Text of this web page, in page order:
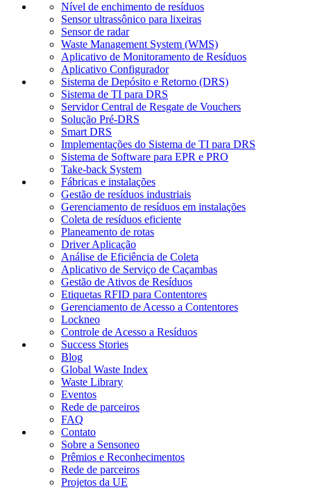
Nível de enchimento de resíduos
Sensor ultrassônico para lixeiras
Sensor de radar
Waste Management System (WMS)
Aplicativo de Monitoramento de Resíduos
Aplicativo Configurador
Sistema de Depósito e Retorno (DRS)
Sistema de TI para DRS
Servidor Central de Resgate de Vouchers
Solução Pré-DRS
Smart DRS
Implementações do Sistema de TI para DRS
Sistema de Software para EPR e PRO
Take-back System
Fábricas e instalações
Gestão de resíduos industriais
Gerenciamento de resíduos em instalações
Coleta de resíduos eficiente
Planeamento de rotas
Driver Aplicação
Análise de Eficiência de Coleta
Aplicativo de Serviço de Caçambas
Gestão de Ativos de Resíduos
Etiquetas RFID para Contentores
Gerenciamento de Acesso a Contentores
Lockneo
Controle de Acesso a Resíduos
Success Stories
Blog
Global Waste Index
Waste Library
Eventos
Rede de parceiros
FAQ
Contato
Sobre a Sensoneo
Prêmios e Reconhecimentos
Rede de parceiros
Projetos da UE